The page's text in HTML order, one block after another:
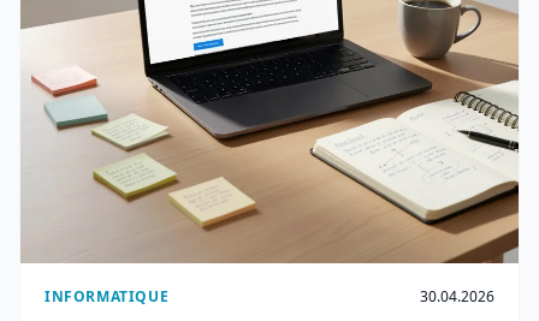
INFORMATIQUE 30.04.2026